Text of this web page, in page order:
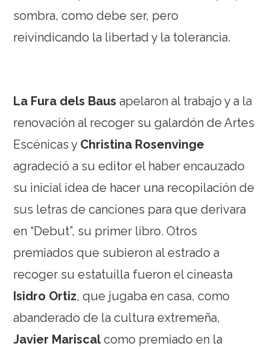
sombra, como debe ser, pero
reivindicando la libertad y la tolerancia.
La Fura dels Baus apelaron al trabajo y a la
renovación al recoger su galardón de Artes
Escénicas y Christina Rosenvinge
agradeció a su editor el haber encauzado
su inicial idea de hacer una recopilación de
sus letras de canciones para que derivara
en “Debut”, su primer libro. Otros
premiados que subieron al estrado a
recoger su estatuilla fueron el cineasta
Isidro Ortiz, que jugaba en casa, como
abanderado de la cultura extremeña,
Javier Mariscal como premiado en la